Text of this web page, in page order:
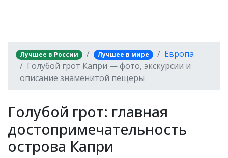
Лучшее в России Лучшее в мире
Европа
Голубой грот Капри — фото, экскурсии и
описание знаменитой пещеры
Голубой грот: главная
достопримечательность
острова Капри